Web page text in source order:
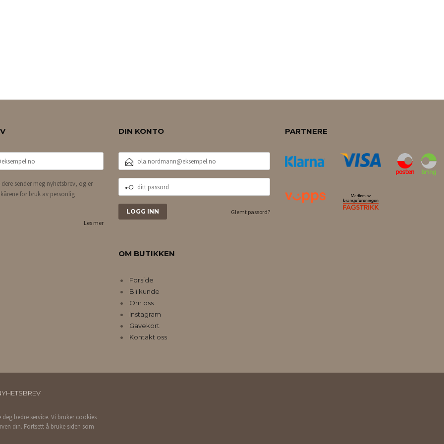
sender meg nyhetsbrev, og er
for bruk av personlig
Les mer
DIN KONTO
POSTADRESSE
PASSORD
Glemt passord?
OM BUTIKKEN
Forside
Bli kunde
Om oss
Instagram
Gavekort
Kontakt oss
PARTNERE
bedre service. Vi bruker cookies
din. Fortsett å bruke siden som